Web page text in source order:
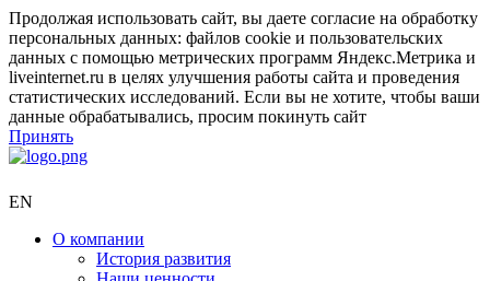
Продолжая использовать сайт, вы даете согласие на обработку
персональных данных: файлов cookie и пользовательских
данных с помощью метрических программ Яндекс.Метрика и
liveinternet.ru в целях улучшения работы сайта и проведения
статистических исследований. Если вы не хотите, чтобы ваши
данные обрабатывались, просим покинуть сайт
Принять
EN
О компании
История развития